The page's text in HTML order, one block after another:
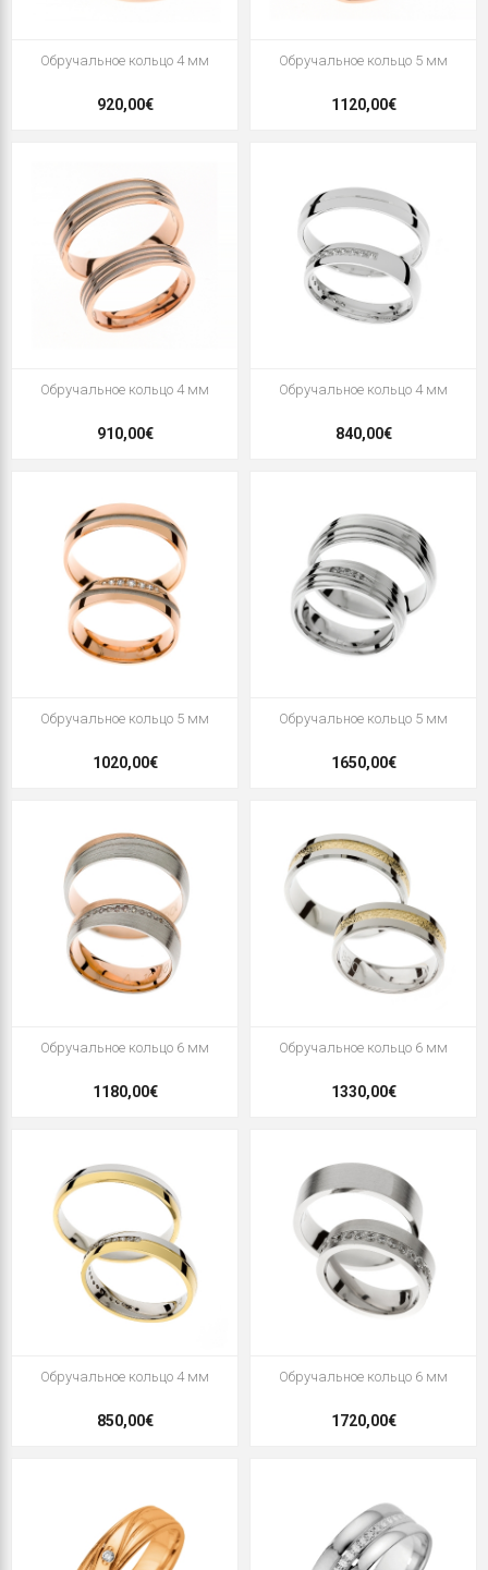
Oбручальное кольцо 4 мм
920,00€
Oбручальное кольцо 5 мм
1120,00€
Oбручальное кольцо 4 мм
910,00€
Oбручальное кольцо 4 мм
840,00€
Oбручальное кольцо 5 мм
1020,00€
Oбручальное кольцо 5 мм
1650,00€
Oбручальное кольцо 6 мм
1180,00€
Oбручальное кольцо 6 мм
1330,00€
Oбручальное кольцо 4 мм
850,00€
Oбручальное кольцо 6 мм
1720,00€